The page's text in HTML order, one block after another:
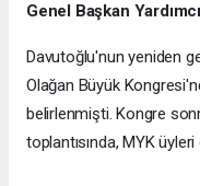
Genel Başkan
Davutoğlu'nun yeniden
Olağan Büyük
belirlenmişti. Kongre
toplantısında, MYK